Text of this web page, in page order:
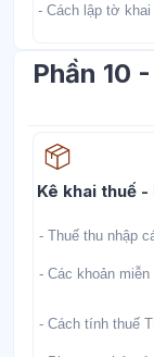
- Cách lập tờ khai
Phần 10
Kê khai thuế -
- Thuế thu nhập
- Các khoản miễn
- Cách tính thuế